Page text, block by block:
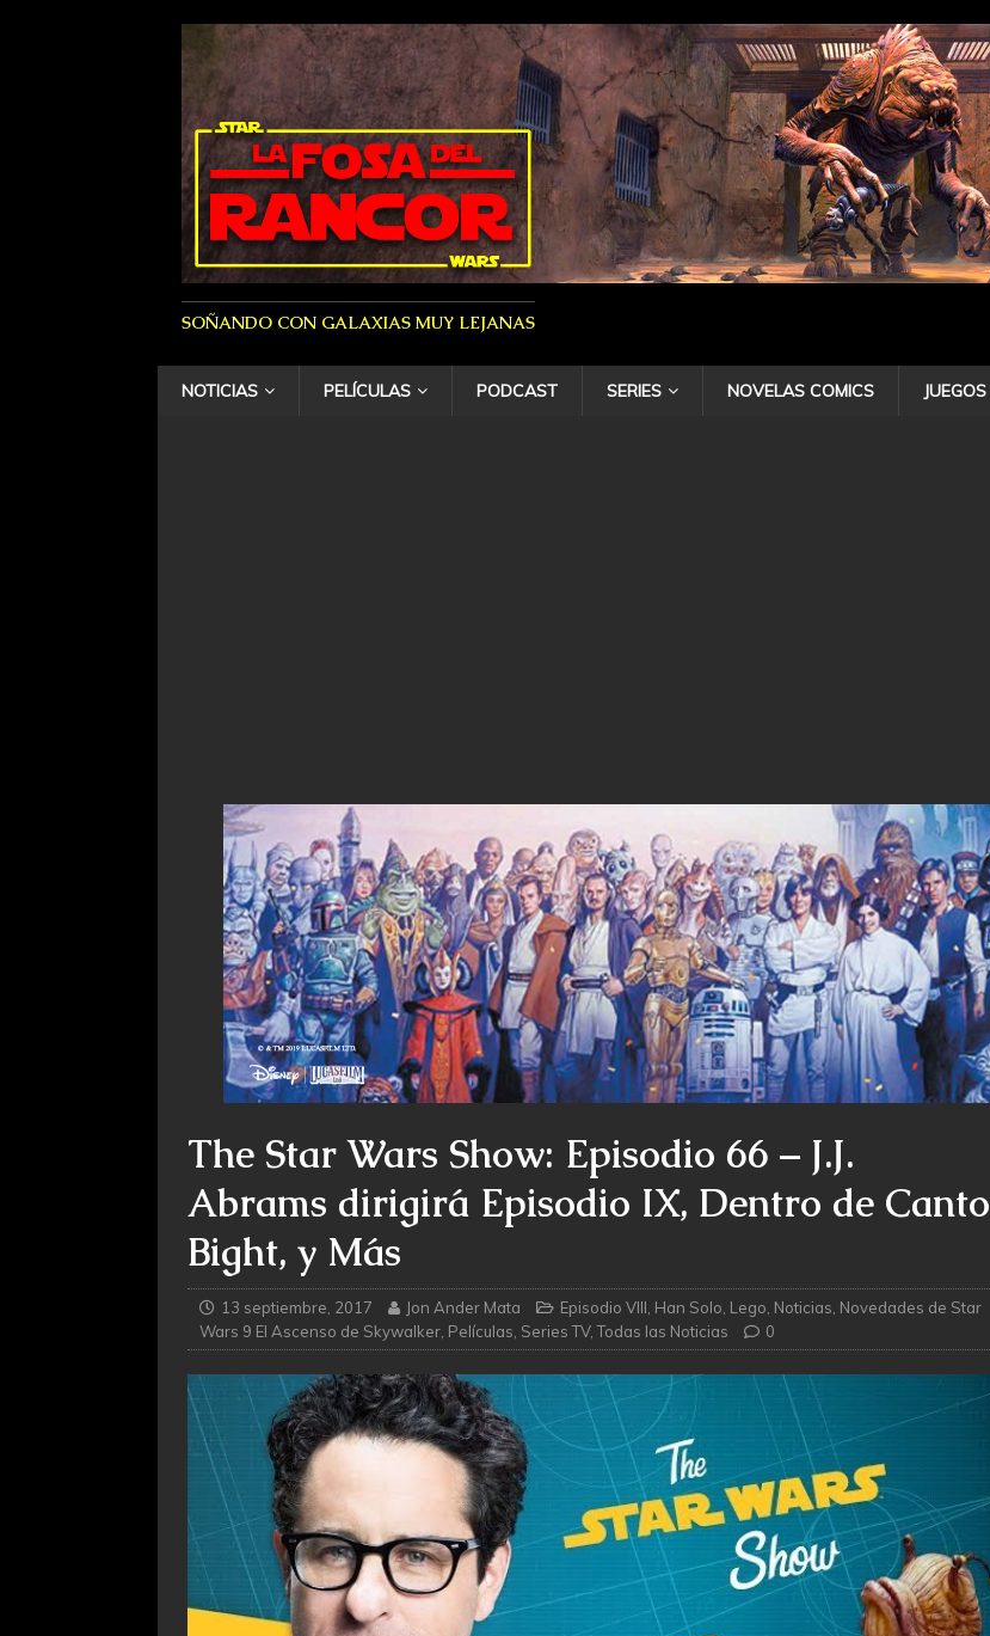
SOÑANDO CON GALAXIAS MUY LEJANAS
NOTICIAS PELÍCULAS PODCAST SERIES NOVELAS COMICS JUEGOS
The Star Wars Show: Episodio 66 – J.J.
Abrams dirigirá Episodio IX, Dentro de Canto
Bight, y Más
13 septiembre, 2017 Jon Ander Mata Episodio VIII Han Solo Lego Noticias Novedades de Star
Wars 9 El Ascenso de Skywalker Películas Series TV,Todas las Noticias 0